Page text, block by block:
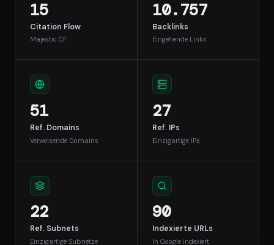
15
Citation Flow
Majestic CF
10.757
Backlinks
Eingehende Links
51
Ref. Domains
Verweisende Domains
27
Ref. IPs
Einzigartige IPs
22
Ref. Subnets
Einzigartige Subnetze
90
Indexierte URLs
In Google indexiert